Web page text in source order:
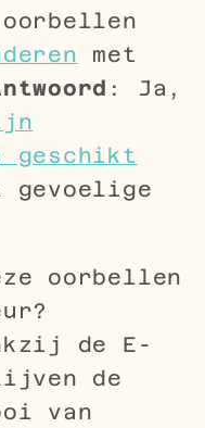
met
: Ja,
geschikt
gevoelige
oorbellen
de E-
de
van